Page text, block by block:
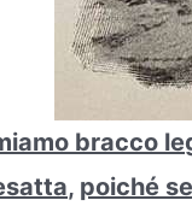
bracco
poiché